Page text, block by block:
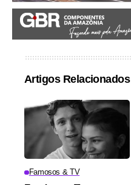
Artigos Relacionados
Famosos & TV